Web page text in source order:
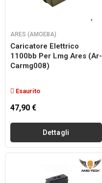
ARES (AMOEBA)
Caricatore Elettrico
1100bb Per Lmg Ares (ar-
Carmg008)
Esaurito
47,90 €
Dettagli